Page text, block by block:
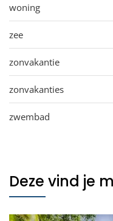
woning
zee
zonvakantie
zonvakanties
zwembad
Deze vind je